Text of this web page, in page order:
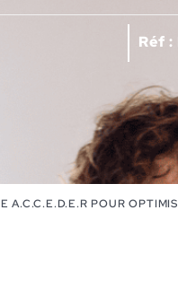
Réf :
A.C.C.E.D.E.R POUR